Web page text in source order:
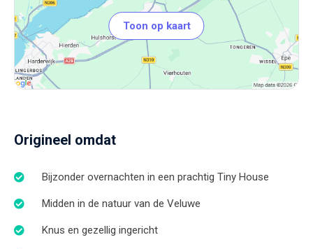
Toon op kaart
Origineel omdat
Bijzonder overnachten in een prachtig Tiny House
Midden in de natuur van de Veluwe
Knus en gezellig ingericht